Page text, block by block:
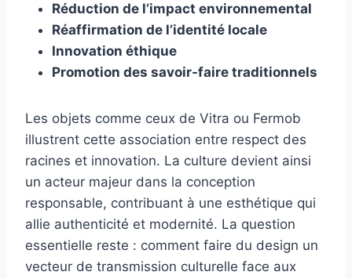
Réduction de l’impact environnemental
Réaffirmation de l’identité locale
Innovation éthique
Promotion des savoir-faire traditionnels
Les objets comme ceux de Vitra ou Fermob
illustrent cette association entre respect des
racines et innovation. La culture devient ainsi
un acteur majeur dans la conception
responsable, contribuant à une esthétique qui
allie authenticité et modernité. La question
essentielle reste : comment faire du design un
vecteur de transmission culturelle face aux